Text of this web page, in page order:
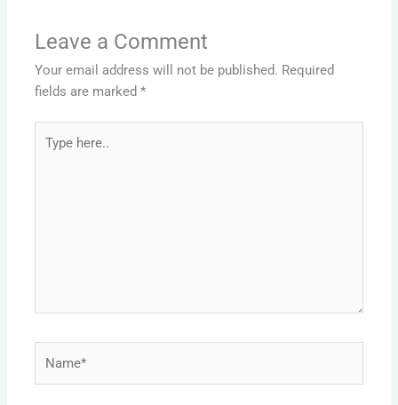
Leave a Comment
Your email address will not be published. Required
fields are marked*
here..